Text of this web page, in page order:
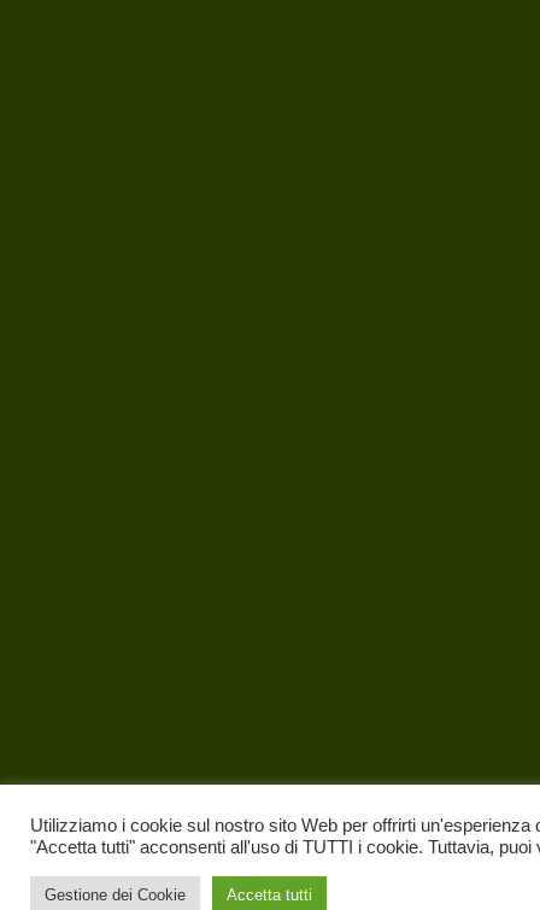
Utilizziamo i cookie sul nostro sito Web per offrirti
"Accetta tutti" acconsenti all'uso di TUTTI i cookie. Tuttavia,
Gestione dei Cookie Accetta tutti